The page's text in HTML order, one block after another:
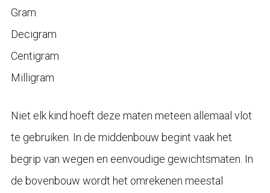
Gram
Decigram
Centigram
Milligram
Niet elk kind hoeft deze maten meteen allemaal vlot
te gebruiken. In de middenbouw begint vaak het
begrip van wegen en eenvoudige gewichtsmaten. In
de bovenbouw wordt het omrekenen meestal